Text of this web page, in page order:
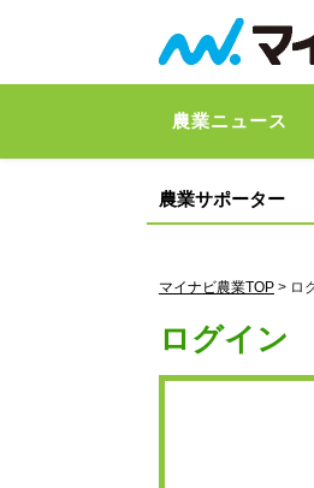
農業ニュース
農業サポーター
マイナビ農業TOP > ロ
ログイン